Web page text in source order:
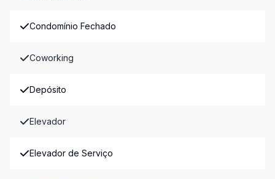
Condomínio Fechado
Coworking
Depósito
Elevador
Elevador de Serviço